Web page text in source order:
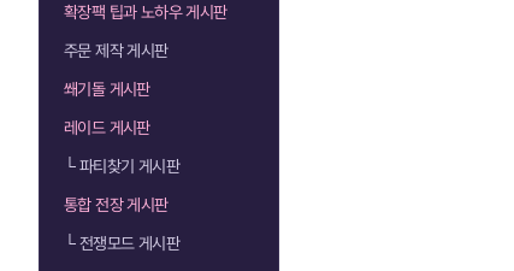
확장팩 팁과 노하우 게시판
주문 제작 게시판
쐐기돌 게시판
레이드 게시판
└파티찾기 게시판
통합 전장 게시판
└전쟁모드 게시판